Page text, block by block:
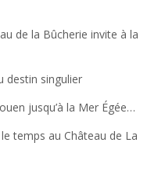
de la Bûcherie invite à la
destin singulier
jusqu’à la Mer Égée…
temps au Château de La